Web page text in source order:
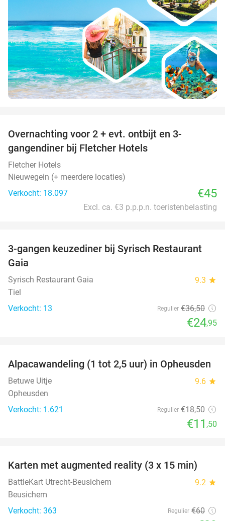
Overnachting voor 2 + evt. ontbijt en 3-
gangendiner bij Fletcher Hotels
Fletcher Hotels
Nieuwegein (+ meerdere locaties)
Verkocht: 18.097
€45
Excl. ca. €3 p.p.p.n. toeristenbelasting
32%
3-gangen keuzediner bij Syrisch Restaurant
Gaia
Syrisch Restaurant Gaia 9.3 star
Tiel
Verkocht: 13
Regulier €36,50
€24,95
38%
Alpacawandeling (1 tot 2,5 uur) in Opheusden
Betuwe Uitje 9.6 star
Opheusden
Verkocht: 1.621
Regulier €18,50
€11 ,50
35%
Karten met augmented reality (3 x 15 min)
BattleKart Utrecht-Beusichem 9.2 star
Beusichem
Verkocht: 363
Regulier €60